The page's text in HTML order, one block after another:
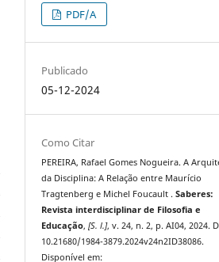
PDF/A
Publicado
05-12-2024
Como Citar
PEREIRA, Rafael Gomes Nogueira. A
da Disciplina: A Relação entre Maurício
Tragtenberg e Michel Foucault .Saberes:
Revista interdisciplinar de Filosofia e
Educação,[S. l.], v. 24, n. 2, p. AI04, 2024.
10.21680/1984-3879.2024v24n2ID38086.
Disponível em: